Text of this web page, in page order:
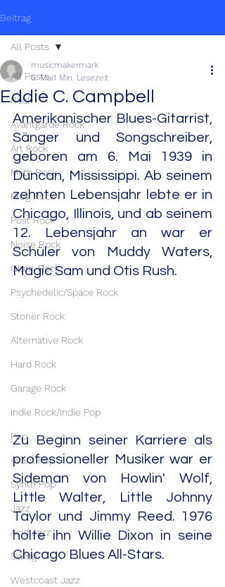
Beitrag
All Posts
Rock
Avantgarde Rock
Art Rock
Math Rock
Prog Rock
Post Rock
Noise Rock
Glam Rock
Psychedelic/Space Rock
Stoner Rock
Alternative Rock
Hard Rock
Garage Rock
Indie Rock/Indie Pop
Pop
Avant Pop
Synth Pop
Jazz
Acid Jazz
Swing
Westcoast Jazz
All Posts
Eddie C. Campbell
musicmakermark
5. Mai1 Min. Lesezeit
Amerikanischer Blues-Gitarrist,
Sänger und Songschreiber,
geboren am 6. Mai 1939 in
Duncan, Mississippi. Ab seinem
zehnten Lebensjahr lebte er in
Chicago, Illinois, und ab seinem
12. Lebensjahr an war er
Schüler von Muddy Waters,
Magic Sam und Otis Rush.
Zu Beginn seiner Karriere als
professioneller Musiker war er
Sideman von Howlin' Wolf,
Little Walter, Little Johnny
Taylor und Jimmy Reed. 1976
holte ihn Willie Dixon in seine
Chicago Blues All-Stars.